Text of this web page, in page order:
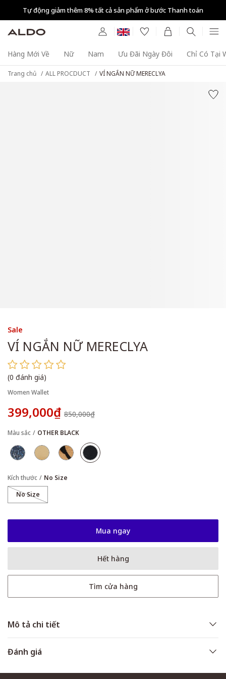
Tự động giảm thêm 8% tất cả sản phẩm ở bước Thanh toán
Hàng Mới Về Nữ Nam Ưu Đãi Ngày Đôi Chỉ Có Tại
Trang chủ ALL PROCDUCT VÍ NGẮN NỮ MERECLYA
Sale
VÍ NGẮN NỮ MERECLYA
(0 đánh giá)
Women Wallet
399,000₫ 850,000₫
Màu sắc OTHER BLACK
Kích thước
No Size
No Size
Mô tả chi tiết
Đánh giá
Mua ngay
Hết hàng
Tìm cửa hàng